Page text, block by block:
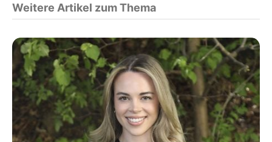
Weitere Artikel zum Thema